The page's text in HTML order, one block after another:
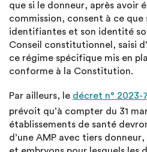
que si le donneur, après avoir
commission, consent à ce que
identifiantes et son identité
Conseil constitutionnel, saisi
ce régime spécifique mis en
conforme à la Constitution.
Par ailleurs, le décret n° 2023-
prévoit qu’à compter du 31
établissements de santé
d’une AMP avec tiers